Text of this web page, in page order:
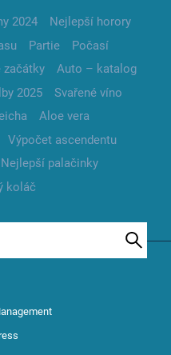
2024
Nejlepší horory
Partie
Počasí
začátky
Auto – katalog
2025
Svařené víno
Aloe vera
Výpočet ascendentu
Nejlepší palačinky
koláč